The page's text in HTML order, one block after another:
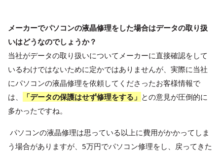
メーカーでパソコンの液晶修理をした場合はデータの取り扱
いはどうなのでしょうか？
当社がデータの取り扱いについてメーカーに直接確認をして
いるわけではないために定かではありませんが、実際に当社
にパソコンの液晶修理を依頼してくださったお客様情報で
は、
「データの保護はせず修理をする」 との意見が圧倒的に
多かったですね。
パソコンの液晶修理は思っている以上に費用がかかってしま
う場合がありますが、5万円でパソコン修理をし、戻ってきた